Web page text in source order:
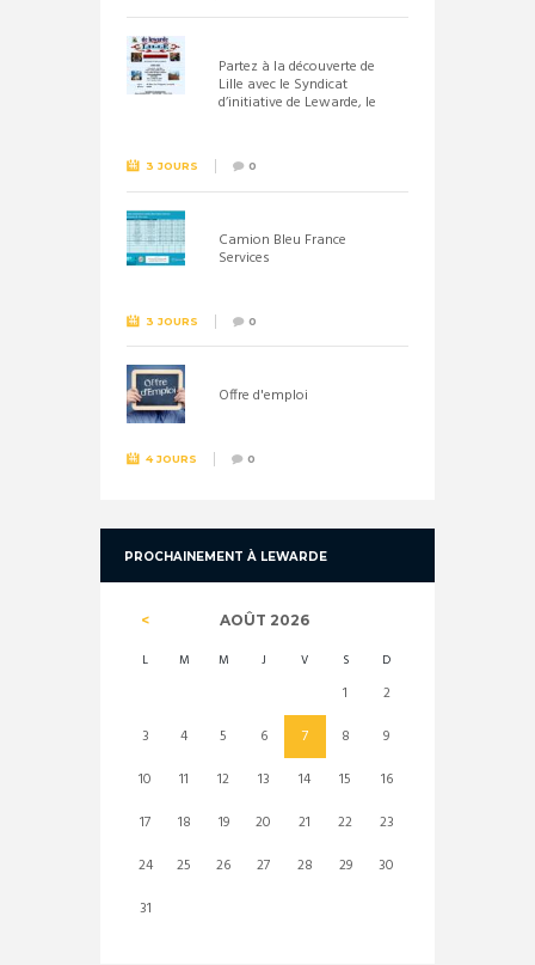
Partez à la découverte de
Lille avec le Syndicat
d’initiative de Lewarde, le
3 JOURS 0
Camion Bleu France
Services
3 JOURS 0
Offre d'emploi
4 JOURS 0
PROCHAINEMENT À LEWARDE
AOÛT 2026
L M M J V S D
1
2
3
4 5 6 7 8
9
10
11 12 13 14 15
16
17
18 19 20 21 22
23
24
25 26 27 28 29
30
31